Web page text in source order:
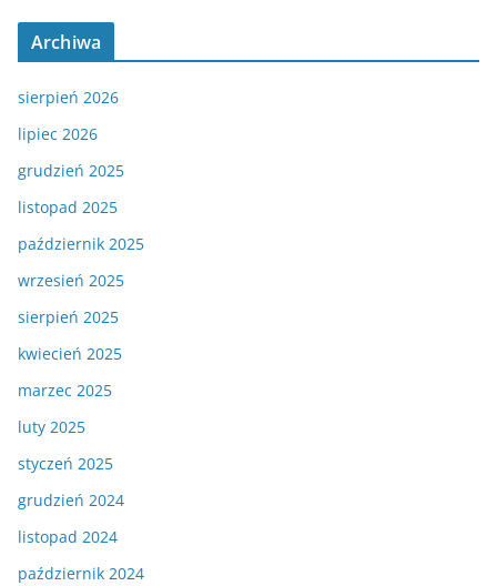
Archiwa
sierpień 2026
lipiec 2026
grudzień 2025
listopad 2025
październik 2025
wrzesień 2025
sierpień 2025
kwiecień 2025
marzec 2025
luty 2025
styczeń 2025
grudzień 2024
listopad 2024
październik 2024